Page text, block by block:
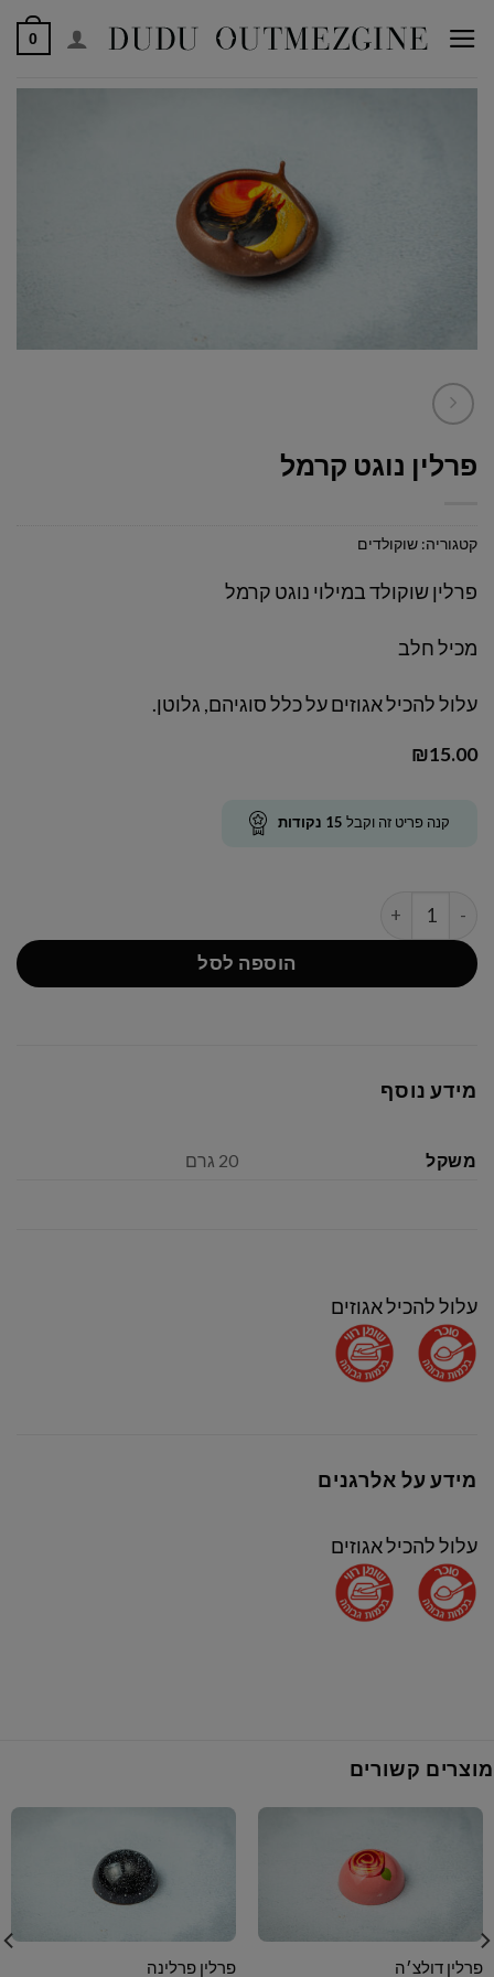
לתוכן
0
פרלין נוגט קרמל
קטגוריה: שוקולדים
פרלין שוקולד במילוי נוגט קרמל
מכיל חלב
עלול להכיל אגוזים על כלל סוגיהם, גלוטן.
₪15.00
קנה פריט זה וקבל 15 נקודות
כמות של פרלין נוגט קרמל
הוספה לסל
מידע נוסף
משקל 20 גרם
עלול להכיל אגוזים
מידע על אלרגנים
עלול להכיל אגוזים
מוצרים קשורים
פרלין דולצ׳ה
פרלין פרלינה